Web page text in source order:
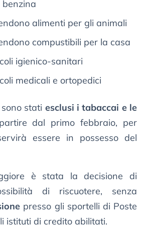
alimenti per gli animali
compustibili per la casa
igienico-sanitari
medicali e ortopedici
sono stati esclusi i tabaccai e le
dal primo febbraio, per
essere in possesso del
è stata la decisione di
di riscuotere, senza
presso gli sportelli di Poste
istituti di credito abilitati.